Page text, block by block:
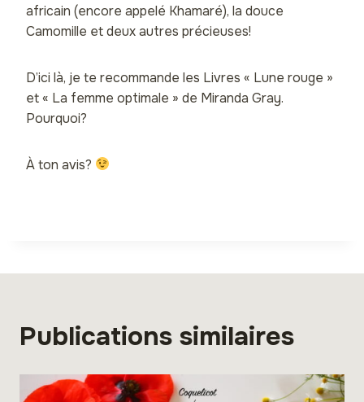
africain (encore appelé Khamaré), la douce
Camomille et deux autres précieuses!
D’ici là, je te recommande les Livres « Lune rouge »
et « La femme optimale » de Miranda Gray.
Pourquoi?
À ton avis?
Publications similaires